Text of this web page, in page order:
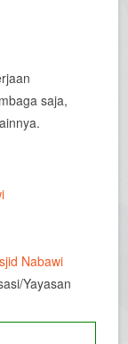
saja,
Nabawi
Yayasan